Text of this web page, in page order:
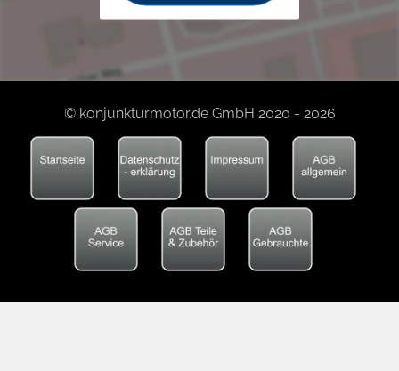
© konjunkturmotor.de GmbH 2020 - 2026